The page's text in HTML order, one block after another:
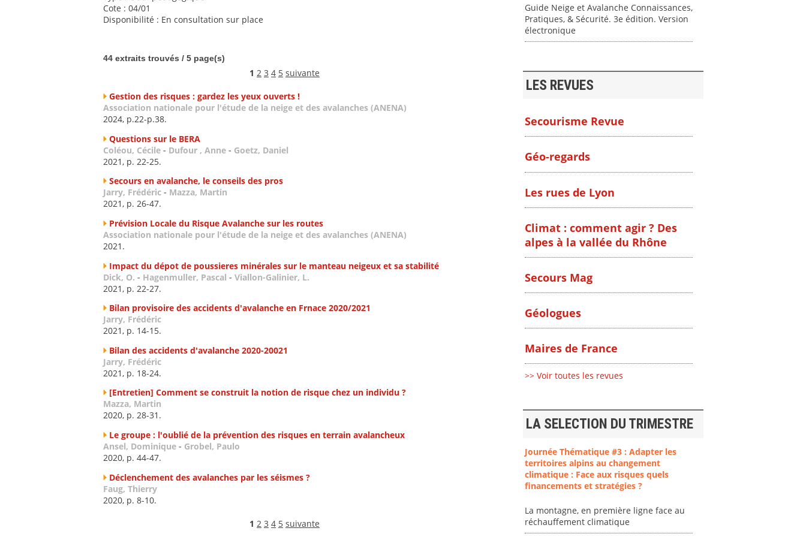
Cote : 04/01
Disponibilité : En consultation sur place
44 extraits trouvés / 5 page(s)
1 2 3 4 5 suivante
Gestion des risques : gardez les yeux ouverts !
Association nationale pour l'étude de la neige et des avalanches (ANENA)
2024, p.22-p.38.
Questions sur le BERA
Coléou, Cécile - Dufour , Anne - Goetz, Daniel
2021, p. 22-25.
Secours en avalanche, le conseils des pros
Jarry, Frédéric - Mazza, Martin
2021, p. 26-47.
Prévision Locale du Risque Avalanche sur les routes
Association nationale pour l'étude de la neige et des avalanches (ANENA)
2021.
Impact du dépot de poussieres minérales sur le manteau neigeux et sa stabilité
Dick, O. - Hagenmuller, Pascal - Viallon-Galinier, L.
2021, p. 22-27.
Bilan provisoire des accidents d'avalanche en Frnace 2020/2021
Jarry, Frédéric
2021, p. 14-15.
Bilan des accidents d'avalanche 2020-20021
Jarry, Frédéric
2021, p. 18-24.
[Entretien] Comment se construit la notion de risque chez un individu ?
Mazza, Martin
2020, p. 28-31.
Le groupe : l'oublié de la prévention des risques en terrain avalancheux
Ansel, Dominique - Grobel, Paulo
2020, p. 44-47.
Déclenchement des avalanches par les séismes ?
Faug, Thierry
2020, p. 8-10.
1 2 3 4 5 suivante
Guide Neige et Avalanche Connaissances,
Pratiques, & Sécurité. 3e édition. Version
électronique
LES REVUES
Secourisme Revue
Géo-regards
Les rues de Lyon
Climat : comment agir ? Des
alpes à la vallée du Rhône
Secours Mag
Géologues
Maires de France
>> Voir toutes les revues
LA SELECTION DU TRIMESTRE
Journée Thématique #3 : Adapter les
territoires alpins au changement
climatique : Face aux risques quels
financements et stratégies ?
La montagne, en première ligne face au
réchauffement climatique